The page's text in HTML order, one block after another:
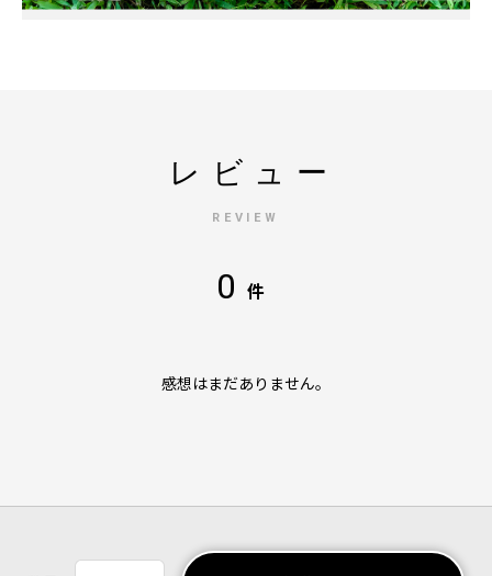
レビュー
REVIEW
0 件
感想はまだありません。